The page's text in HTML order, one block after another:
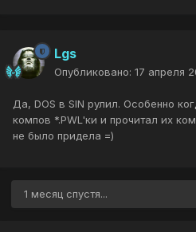
Lgs
Опубликовано: 17 апреля
Да, DOS в SIN рулил. Особенно
компов *.PWL'ки и прочитал их
не было придела =)
1 месяц спустя...